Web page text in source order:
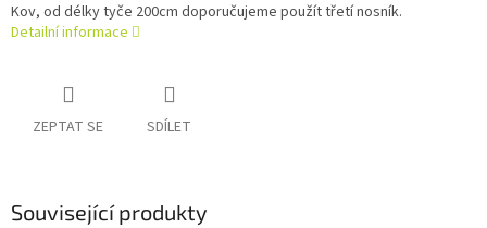
Kov, od délky tyče 200cm doporučujeme použít třetí nosník.
Detailní informace
ZEPTAT SE SDÍLET
Související produkty